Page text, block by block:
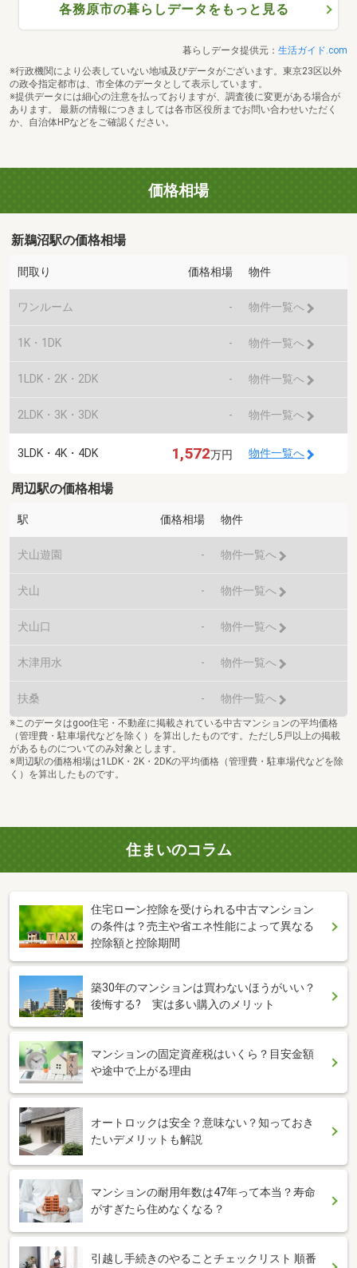
各務原市の暮らしデータをもっと見る
暮らしデータ提供元： 生活ガイド.com
※行政機関により公表していない地域及びデータがございます。東京23区以外
の政令指定都市は、市全体のデータとして表示しています。
※提供データには細心の注意を払っておりますが、調査後に変更がある場合が
あります。 最新の情報につきましては各市区役所までお問い合わせいただく
か、自治体HPなどをご確認ください。
価格相場
新鵜沼駅の価格相場
間取り 価格相場 物件
ワンルーム - 物件一覧へ
1K・1DK - 物件一覧へ
1LDK・2K・2DK - 物件一覧へ
2LDK・3K・3DK - 物件一覧へ
3LDK・4K・4DK 1,572万円 物件一覧へ
周辺駅の価格相場
駅 価格相場 物件
犬山遊園 - 物件一覧へ
犬山 - 物件一覧へ
犬山口 - 物件一覧へ
木津用水 - 物件一覧へ
扶桑 - 物件一覧へ
※このデータはgoo住宅・不動産に掲載されている中古マンションの平均価格
（管理費・駐車場代などを除く）を算出したものです。ただし5戸以上の掲載
があるものについてのみ対象とします。
※周辺駅の価格相場は1LDK・2K・2DKの平均価格（管理費・駐車場代などを除
く）を算出したものです。
住まいのコラム
住宅ローン控除を受けられる中古マンション
の条件は？売主や省エネ性能によって異なる
控除額と控除期間
築30年のマンションは買わないほうがいい？
後悔する? 実は多い購入のメリット
マンションの固定資産税はいくら？目安金額
や途中で上がる理由
オートロックは安全？意味ない？知っておき
たいデメリットも解説
マンションの耐用年数は47年って本当？寿命
がすぎたら住めなくなる？
引越し手続きのやることチェックリスト 順番